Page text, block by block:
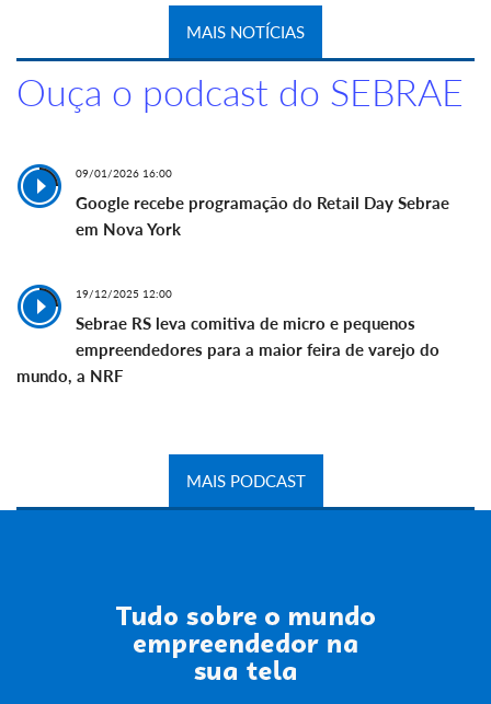
MAIS NOTÍCIAS
Ouça o podcast do SEBRAE
09/01/2026 16:00
Google recebe programação do Retail Day Sebrae
em Nova York
19/12/2025 12:00
Sebrae RS leva comitiva de micro e pequenos
empreendedores para a maior feira de varejo do
mundo, a NRF
MAIS PODCAST